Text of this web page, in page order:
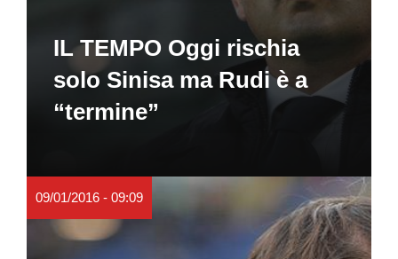
IL TEMPO Oggi rischia
solo Sinisa ma Rudi è a
“termine”
09/01/2016 - 09:09